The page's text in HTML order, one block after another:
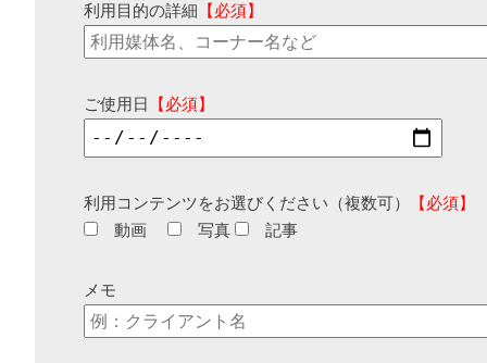
利用目的の詳細 【必須】
ご使用日 【必須】
利用コンテンツをお選びください（複数可）
【必須】
動画
写真 記事
メモ